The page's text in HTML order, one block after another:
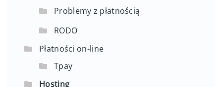
Problemy z płatnością
RODO
Płatności on-line
Tpay
Hosting